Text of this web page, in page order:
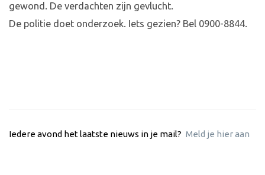
gewond. De verdachten zijn gevlucht.
De politie doet onderzoek. Iets gezien? Bel 0900-8844.
Iedere avond het laatste nieuws in je mail? Meld je hier aan